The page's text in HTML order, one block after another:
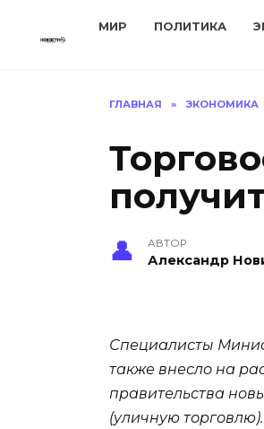
МИР ПОЛИТИКА
ГЛАВНАЯ » ЭКОНОМИКА
АВТОР
Александр
Специалисты
также внесло на
правительства
(уличную торговлю).